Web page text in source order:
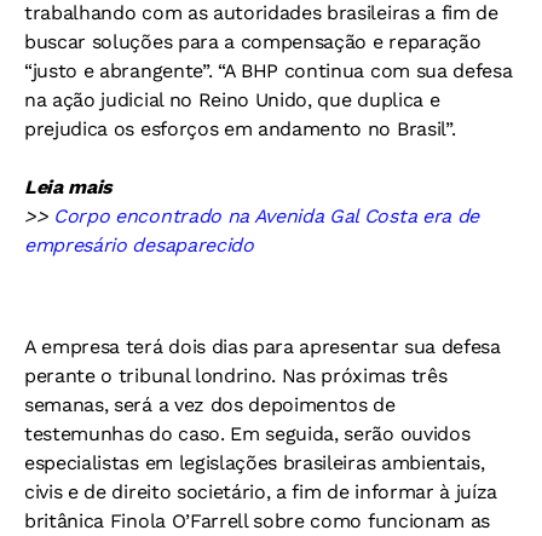
trabalhando com as autoridades brasileiras a fim de
buscar soluções para a compensação e reparação
“justo e abrangente”. “A BHP continua com sua defesa
na ação judicial no Reino Unido, que duplica e
prejudica os esforços em andamento no Brasil”.
Leia mais
>> Corpo encontrado na Avenida Gal Costa era de
empresário desaparecido
A empresa terá dois dias para apresentar sua defesa
perante o tribunal londrino. Nas próximas três
semanas, será a vez dos depoimentos de
testemunhas do caso. Em seguida, serão ouvidos
especialistas em legislações brasileiras ambientais,
civis e de direito societário, a fim de informar à juíza
britânica Finola O’Farrell sobre como funcionam as